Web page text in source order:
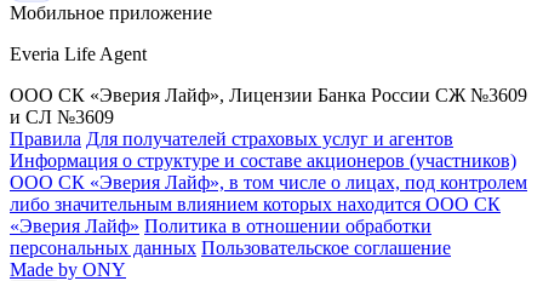
Мобильное приложение
Everia Life Agent
ООО СК «Эверия Лайф», Лицензии Банка России СЖ №3609
и СЛ №3609
Правила Для получателей страховых услуг и агентов
Информация о структуре и составе акционеров (участников)
ООО СК «Эверия Лайф», в том числе о лицах, под контролем
либо значительным влиянием которых находится ООО СК
«Эверия Лайф» Политика в отношении обработки
персональных данных Пользовательское соглашение
Made by ONY